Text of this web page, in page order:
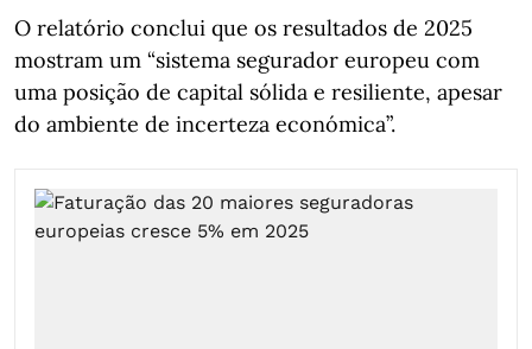
O relatório conclui que os resultados de 2025
mostram um “sistema segurador europeu com
uma posição de capital sólida e resiliente, apesar
do ambiente de incerteza económica”.